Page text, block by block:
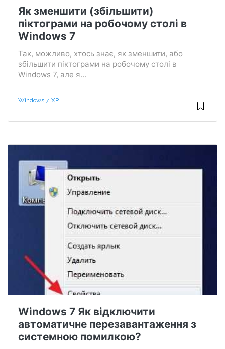
Як зменшити (збільшити)
піктограми на робочому столі в
Windows 7
Так, можливо, хтось знає, як зменшити, або
збільшити піктограми на робочому столі в
Windows 7, але я...
Windows 7, XP
Windows 7 Як відключити
автоматичне перезавантаження з
системною помилкою?